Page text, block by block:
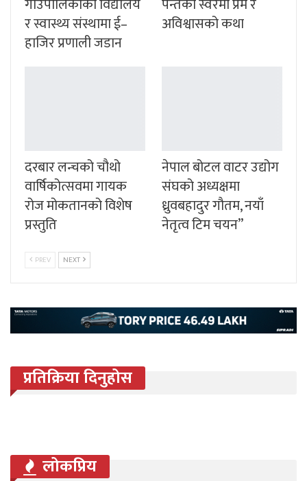
र स्वास्थ्य संस्थामा ई–
हाजिर प्रणाली जडान
अविश्वासको कथा
दरबार लन्चको चौथो
वार्षिकोत्सवमा गायक
रोज मोकतानको विशेष
प्रस्तुति
नेपाल बोटल वाटर उद्योग
संघको अध्यक्षमा
ध्रुवबहादुर गौतम, नयाँ
नेतृत्व टिम चयन”
PREV NEXT
प्रतिक्रिया दिनुहोस
लोकप्रिय